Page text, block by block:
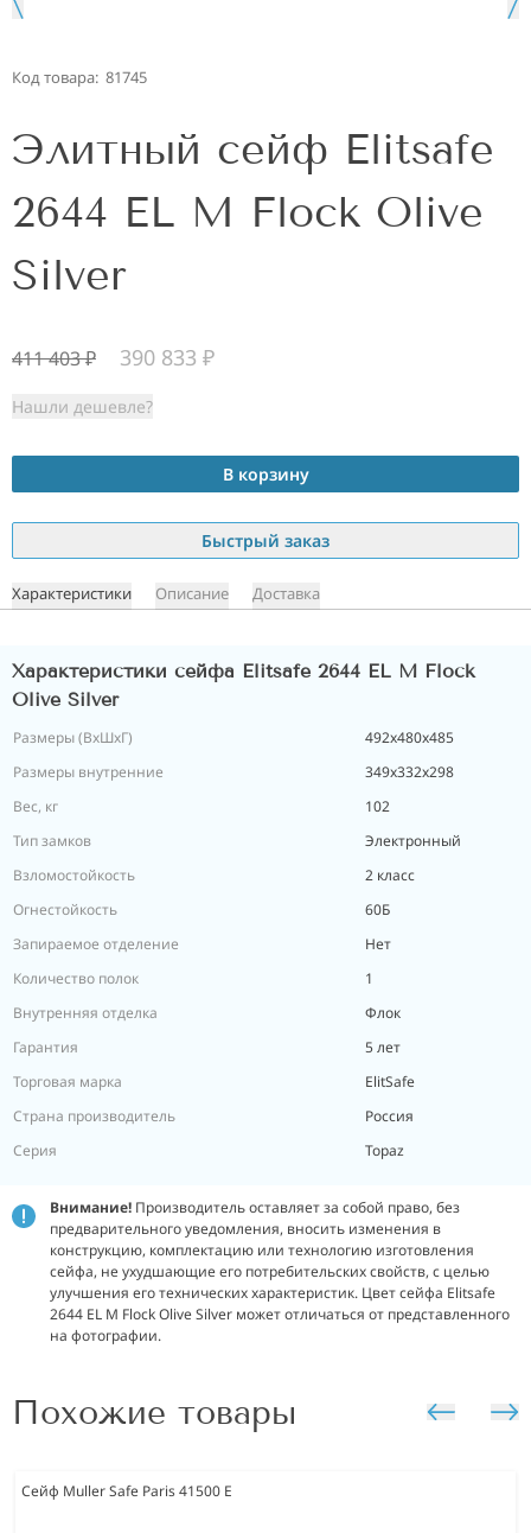
Код товара: 81745
Элитный сейф Elitsafe
2644 EL M Flock Olive
Silver
411 403₽ 390 833 ₽
Нашли дешевле?
В корзину
Быстрый заказ
Характеристики Описание Доставка
Характеристики сейфа Elitsafe 2644 EL M Flock
Olive Silver
Размеры (ВxШxГ)
492х480х485
Размеры внутренние
349x332x298
Вес, кг
102
Тип замков
Электронный
Взломостойкость
2 класс
Огнестойкость
60Б
Запираемое отделение
Нет
Количество полок
1
Внутренняя отделка
Флок
Гарантия
5 лет
Торговая марка
ElitSafe
Страна производитель
Россия
Серия
Topaz
Внимание! Производитель оставляет за собой право, без
предварительного уведомления, вносить изменения в
конструкцию, комплектацию или технологию изготовления
сейфа, не ухудшающие его потребительских свойств, с целью
улучшения его технических характеристик. Цвет сейфа Elitsafe
2644 EL M Flock Olive Silver может отличаться от представленного
на фотографии.
Похожие товары
Сейф Muller Safe Paris 41500 E